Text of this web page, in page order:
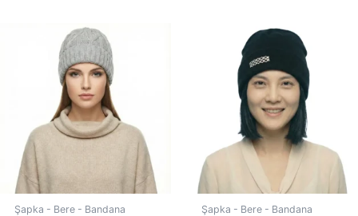
Şapka - Bere - Bandana Şapka - Bere - Bandana